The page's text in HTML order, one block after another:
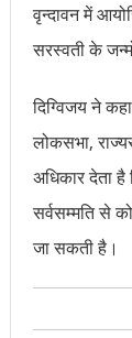
वृन्दावन में
सरस्वती के
दिग्विजय ने
लोकसभा,
अधिकार देता
सर्वसम्मति से
जा सकती है।